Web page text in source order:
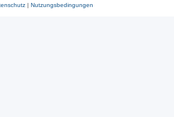
| Nutzungsbedingungen